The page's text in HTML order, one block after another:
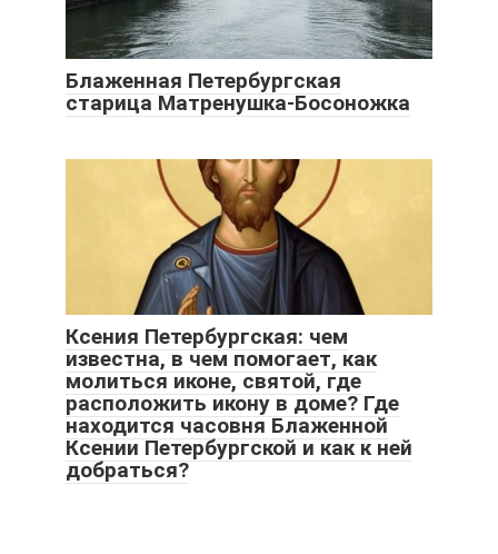
Блаженная Петербургская
старица Матренушка-Босоножка
Ксения Петербургская: чем
известна, в чем помогает, как
молиться иконе, святой, где
расположить икону в доме? Где
находится часовня Блаженной
Ксении Петербургской и как к ней
добраться?